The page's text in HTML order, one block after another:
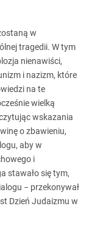
w
tragedii. W tym
nienawiści,
i nazizm, które
na te
wielką
wskazania
o zbawieniu,
aby w
i
stawało się tym,
− przekonywał
Dzień Judaizmu w